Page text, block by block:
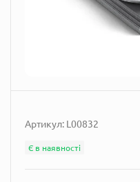
Артикул: L00832
Є в наявності